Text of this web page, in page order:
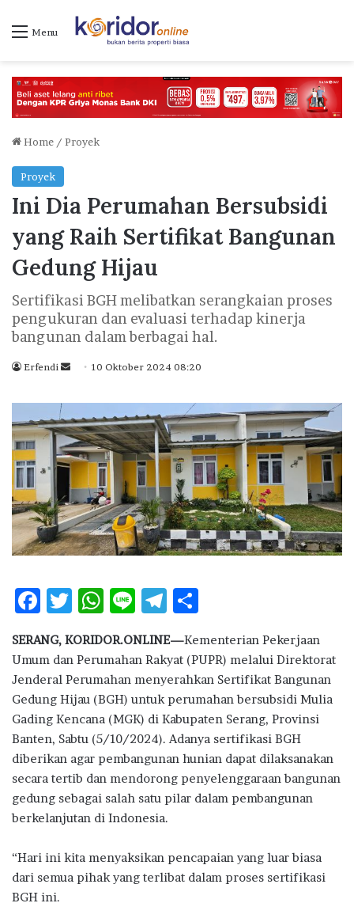
Menu
Home / Proyek
Proyek
Ini Dia Perumahan Bersubsidi
yang Raih Sertifikat Bangunan
Gedung Hijau
Sertifikasi BGH melibatkan serangkaian proses
pengukuran dan evaluasi terhadap kinerja
bangunan dalam berbagai hal.
Erfendi
n
d
a
n
m
a
i
l
10 Oktober 2024 08:20
F
e
b
o
o
k
T
it
te
r
W
at
s
A
p
p
Li
e
T
e
g
ra
m
ar
e
SERANG, KORIDOR.ONLINE—Kementerian Pekerjaan
Umum dan Perumahan Rakyat (PUPR) melalui Direktorat
Jenderal Perumahan menyerahkan Sertifikat Bangunan
Gedung Hijau (BGH) untuk perumahan bersubsidi Mulia
Gading Kencana (MGK) di Kabupaten Serang, Provinsi
Banten, Sabtu (5/10/2024). Adanya sertifikasi BGH
diberikan agar pembangunan hunian dapat dilaksanakan
secara tertib dan mendorong penyelenggaraan bangunan
gedung sebagai salah satu pilar dalam pembangunan
berkelanjutan di Indonesia.
“Hari ini kita menyaksikan pencapaian yang luar biasa
dari semua pihak yang terlibat dalam proses sertifikasi
BGH ini.